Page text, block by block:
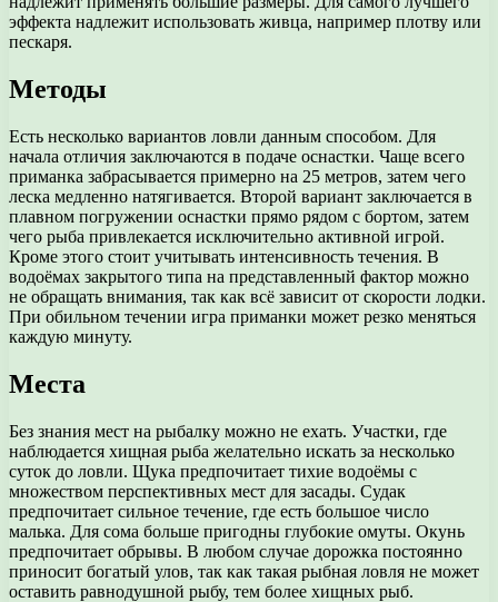
эффекта надлежит использовать живца, например плотву или
пескаря.
Методы
Есть несколько вариантов ловли данным способом. Для
начала отличия заключаются в подаче оснастки. Чаще всего
приманка забрасывается примерно на 25 метров, затем чего
леска медленно натягивается. Второй вариант заключается в
плавном погружении оснастки прямо рядом с бортом, затем
чего рыба привлекается исключительно активной игрой.
Кроме этого стоит учитывать интенсивность течения. В
водоёмах закрытого типа на представленный фактор можно
не обращать внимания, так как всё зависит от скорости лодки.
При обильном течении игра приманки может резко меняться
каждую минуту.
Места
Без знания мест на рыбалку можно не ехать. Участки, где
наблюдается хищная рыба желательно искать за несколько
суток до ловли. Щука предпочитает тихие водоёмы с
множеством перспективных мест для засады. Судак
предпочитает сильное течение, где есть большое число
малька. Для сома больше пригодны глубокие омуты. Окунь
предпочитает обрывы. В любом случае дорожка постоянно
приносит богатый улов, так как такая рыбная ловля не может
оставить равнодушной рыбу, тем более хищных рыб.